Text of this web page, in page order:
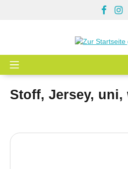
Stoff, Jersey, uni,
Bildergalerie überspringen